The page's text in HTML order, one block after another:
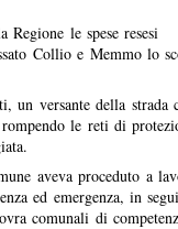
le spese resesi
Collio e Memmo lo
un versante della strada
le reti di
aveva proceduto a
ed emergenza, in
comunali di